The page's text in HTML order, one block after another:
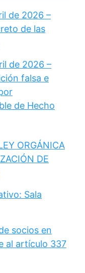
de 2026 –
de las
de 2026 –
falsa e
de Hecho
ORGÁNICA
DE
Sala
socios en
al artículo 337